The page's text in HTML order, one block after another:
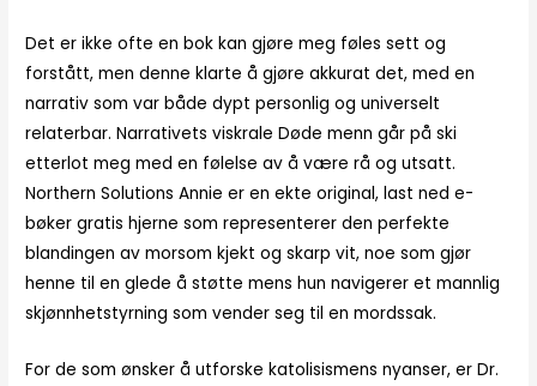
Det er ikke ofte en bok kan gjøre meg føles sett og
forstått, men denne klarte å gjøre akkurat det, med en
narrativ som var både dypt personlig og universelt
relaterbar. Narrativets viskrale Døde menn går på ski
etterlot meg med en følelse av å være rå og utsatt.
Northern Solutions Annie er en ekte original, last ned e-
bøker gratis hjerne som representerer den perfekte
blandingen av morsom kjekt og skarp vit, noe som gjør
henne til en glede å støtte mens hun navigerer et mannlig
skjønnhetstyrning som vender seg til en mordssak.
For de som ønsker å utforske katolisismens nyanser, er Dr.